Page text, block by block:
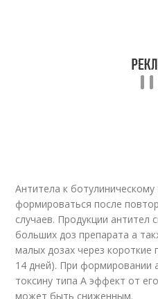
Антитела к
формироваться после
случаев. Продукции антител
больших доз препарата а
малых дозах через
14 дней). При формировании
токсину типа А эффект от
может быть сниженным.